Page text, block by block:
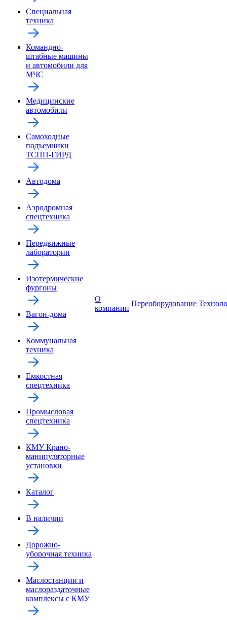
Специальная
техника
Командно-
штабные машины
и автомобили для
МЧС
Медицинские
автомобили
Самоходные
подъемники
ТСПП-ГИРД
Автодома
Аэродромная
спецтехника
Передвижные
лаборатории
Изотермические
фургоны
Вагон-дома
Коммунальная
техника
Емкостная
спецтехника
Промысловая
спецтехника
КМУ Крано-
манипуляторные
установки
Каталог
В наличии
Дорожно-
уборочная техника
Маслостанции и
маслораздаточные
комплексы с КМУ
О
компании
Переоборудование